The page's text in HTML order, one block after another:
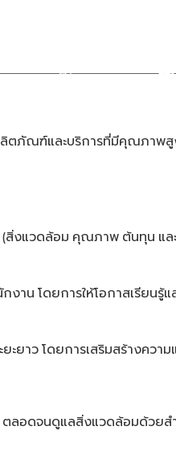
ตภัณฑ์และบริการที่มีคุณภาพ
สิ่งแวดล้อม คุณภาพ ต้นทุน แ
งาน โดยการให้โอกาสเรียนรู้
ะยาวโดยการเสริมสร้างควา
ตลอดจนดูแลสิ่งแวดล้อมด้วย